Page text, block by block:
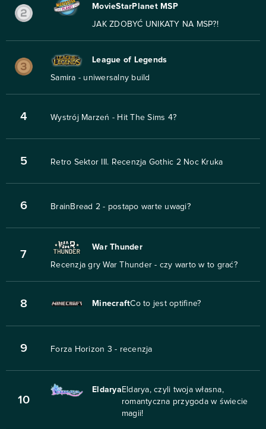
MovieStarPlanet MSP
JAK ZDOBYĆ UNIKATY NA MSP?!
League of Legends
Samira - uniwersalny build
4 Wystrój Marzeń - Hit The Sims 4?
5 Retro Sektor III. Recenzja Gothic 2 Noc Kruka
6 BrainBread 2 - postapo warte uwagi?
7
War Thunder
Recenzja gry War Thunder - czy warto w to grać?
8 MinecraftCo to jest optifine?
9 Forza Horizon 3 - recenzja
10
Eldarya Eldarya, czyli twoja własna,
romantyczna przygoda w świecie
magii!